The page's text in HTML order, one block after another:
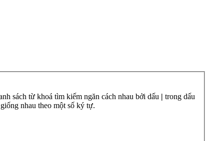
sách từ khoá tìm kiếm ngăn cách nhau bởi dấu | trong dấu
nhau theo một số ký tự.